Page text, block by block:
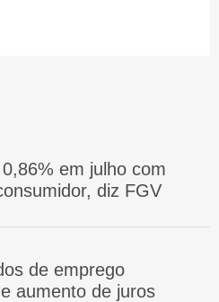
em julho com
diz FGV
de emprego
aumento de juros